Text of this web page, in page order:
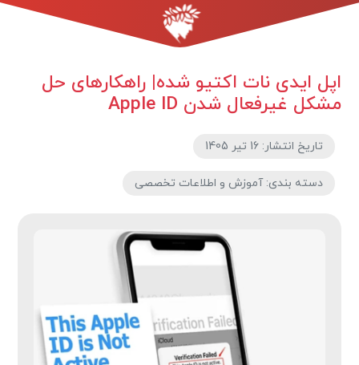
اپل ایدی نات اکتیو شده| راهکارهای حل
مشکل غیرفعال شدن Apple ID
تاریخ انتشار: 16 تیر 1405
دسته بندی: آموزش و اطلاعات تخصصی